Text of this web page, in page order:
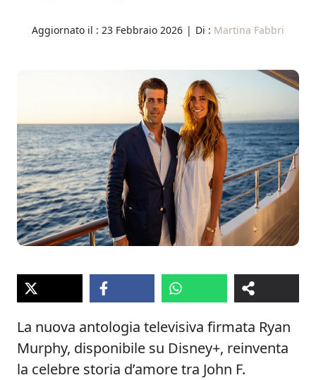
Aggiornato il : 23 Febbraio 2026 | Di : Martina Fabbri
La nuova antologia televisiva firmata Ryan
Murphy, disponibile su Disney+, reinventa
la celebre storia d’amore tra John F.